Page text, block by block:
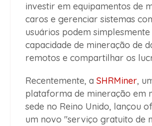
investir em equipamentos de
caros e gerenciar sistemas
usuários podem
capacidade de mineração de
remotos e compartilhar os
Recentemente, a SHRMiner,
plataforma de mineração em
sede no Reino Unido, lançou
um novo "serviço gratuito de